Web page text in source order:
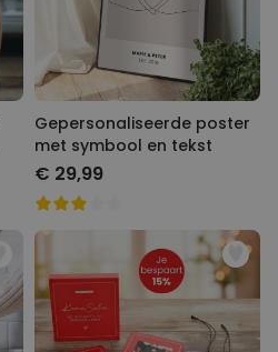
Gepersonaliseerde poster
met symbool en tekst
€ 29,99